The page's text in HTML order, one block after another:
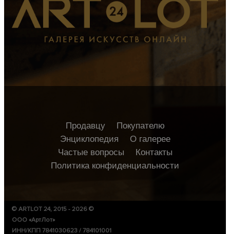
Продавцу
Покупателю
Энциклопедия
О галерее
Частые вопросы
Контакты
Политика конфиденциальности
© ARTLOT 24, 2015 - 2026 ©
ООО «АртЛот»
ИНН/КПП 7841030623 / 784101001